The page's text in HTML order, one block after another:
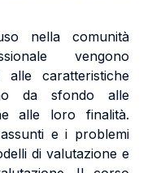
nella comunità
vengono
caratteristiche
da sfondo alle
alle loro finalità.
e i problemi
di valutazione e